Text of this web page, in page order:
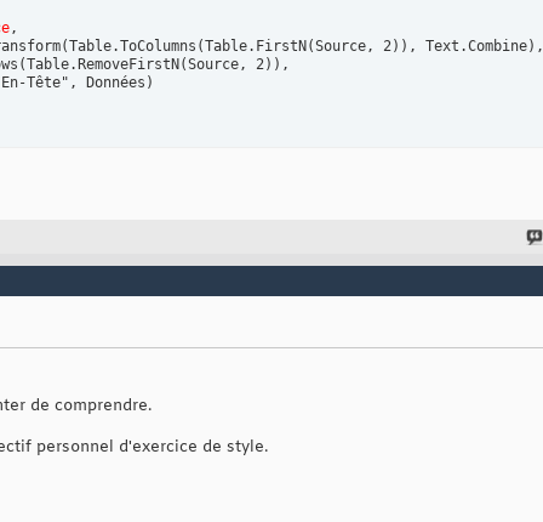
,
2)), Text.Combine),
2)),
Tête", Données)
de comprendre.
personnel d'exercice de style.